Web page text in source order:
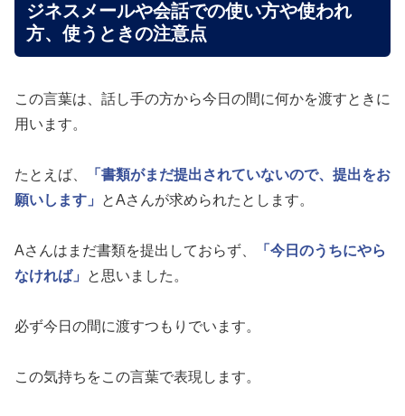
ジネスメールや会話での使い方や使われ
方、使うときの注意点
この言葉は、話し手の方から今日の間に何かを渡すときに
用います。
たとえば、
「書類がまだ提出されていないので、提出をお
願いします」
とAさんが求められたとします。
Aさんはまだ書類を提出しておらず、
「今日のうちにやら
なければ」
と思いました。
必ず今日の間に渡すつもりでいます。
この気持ちをこの言葉で表現します。